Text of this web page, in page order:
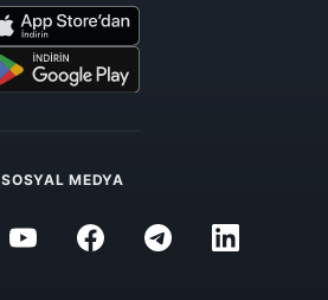
SOSYAL MEDYA